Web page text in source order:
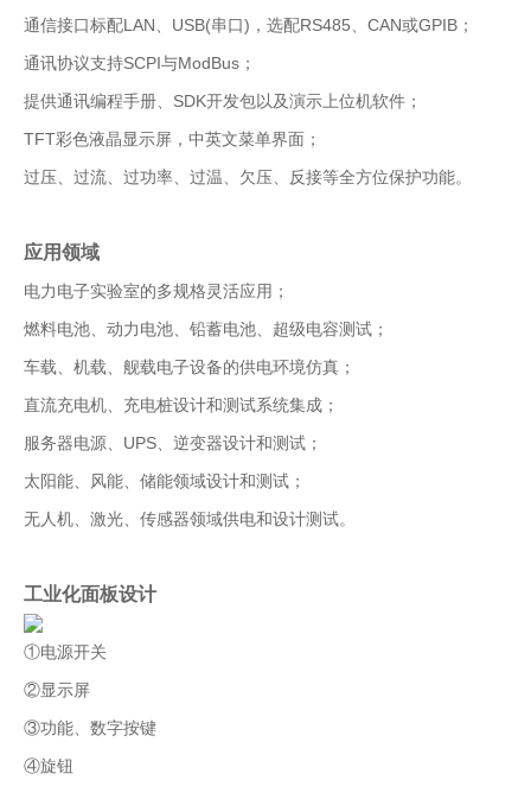
通信接口标配LAN、USB(串口)，选配RS485、CAN或GPIB；
通讯协议支持SCPI与ModBus；
提供通讯编程手册、SDK开发包以及演示上位机软件；
TFT彩色液晶显示屏，中英文菜单界面；
过压、过流、过功率、过温、欠压、反接等全方位保护功能。
应用领域
电力电子实验室的多规格灵活应用；
燃料电池、动力电池、铅蓄电池、超级电容测试；
车载、机载、舰载电子设备的供电环境仿真；
直流充电机、充电桩设计和测试系统集成；
服务器电源、UPS、逆变器设计和测试；
太阳能、风能、储能领域设计和测试；
无人机、激光、传感器领域供电和设计测试。
工业化面板设计
①电源开关
②显示屏
③功能、数字按键
④旋钮